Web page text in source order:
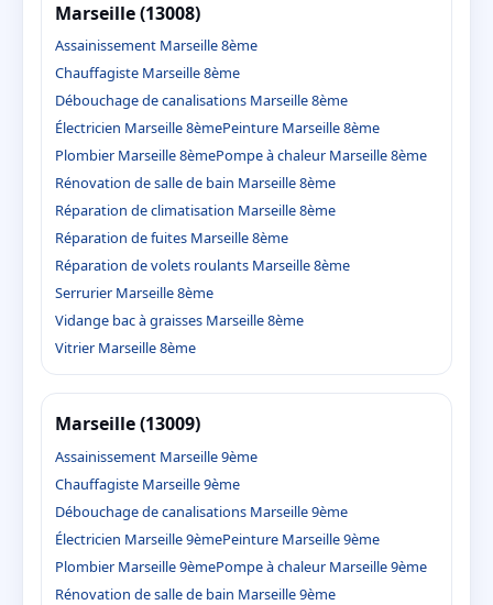
Marseille (13008)
Assainissement Marseille 8ème
Chauffagiste Marseille 8ème
Débouchage de canalisations Marseille 8ème
Électricien Marseille 8èmePeinture Marseille 8ème
Plombier Marseille 8èmePompe à chaleur Marseille 8ème
Rénovation de salle de bain Marseille 8ème
Réparation de climatisation Marseille 8ème
Réparation de fuites Marseille 8ème
Réparation de volets roulants Marseille 8ème
Serrurier Marseille 8ème
Vidange bac à graisses Marseille 8ème
Vitrier Marseille 8ème
Marseille (13009)
Assainissement Marseille 9ème
Chauffagiste Marseille 9ème
Débouchage de canalisations Marseille 9ème
Électricien Marseille 9èmePeinture Marseille 9ème
Plombier Marseille 9èmePompe à chaleur Marseille 9ème
Rénovation de salle de bain Marseille 9ème